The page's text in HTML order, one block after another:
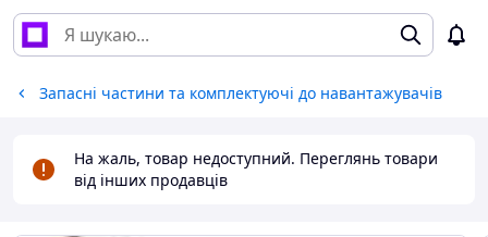
Запасні частини та комплектуючі до навантажувачів
На жаль, товар недоступний. Переглянь товари
від інших продавців